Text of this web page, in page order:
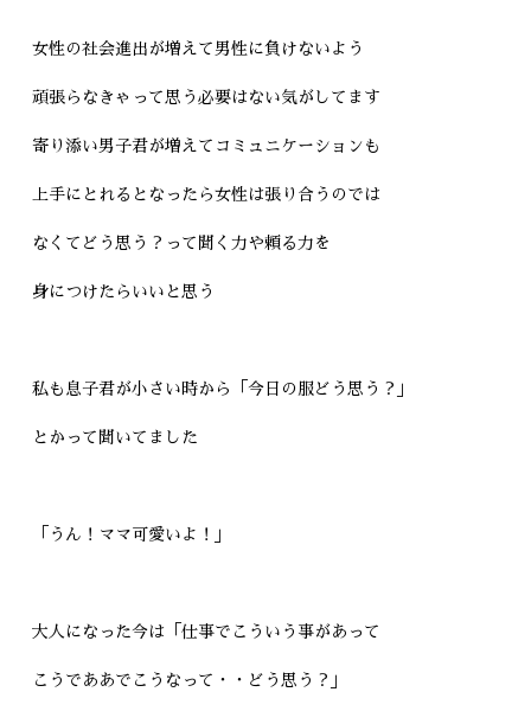
女性の社会進出が増えて男性に負けないよう
頑張らなきゃって思う必要はない気がしてます
寄り添い男子君が増えてコミュニケーションも
上手にとれるとなったら女性は張り合うのでは
なくてどう思う？って聞く力や頼る力を
身につけたらいいと思う
私も息子君が小さい時から「今日の服どう思う？」
とかって聞いてました
「うん！ママ可愛いよ！」
大人になった今は「仕事でこういう事があって
こうでああでこうなって・・どう思う？」